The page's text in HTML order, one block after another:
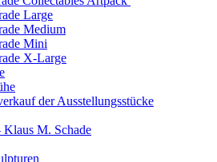
Large
Medium
Mini
X-Large
der Ausstellungsstücke
M. Schade